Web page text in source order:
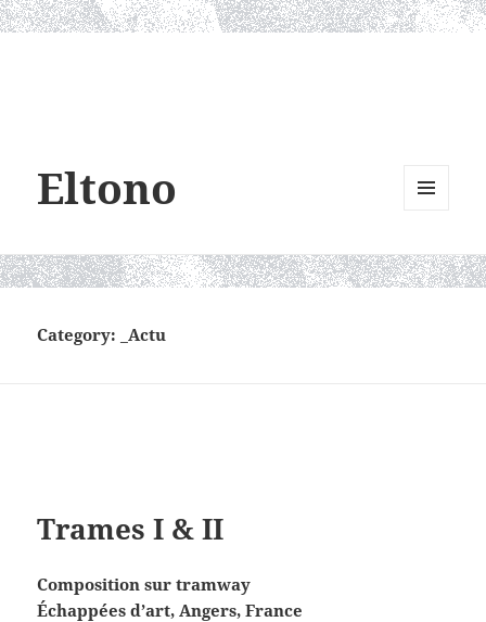
Eltono
WIDGETS
Category: _Actu
Trames I & II
Composition sur tramway
Échappées d’art, Angers, France